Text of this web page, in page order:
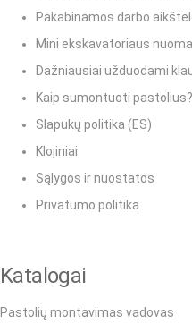
Pakabinamos darbo
Mini ekskavatoriaus nuoma
Dažniausiai užduodami
Kaip sumontuoti pastolius?
Slapukų politika (ES)
Klojiniai
Sąlygos ir nuostatos
Privatumo politika
Katalogai
Pastolių montavimas vadovas